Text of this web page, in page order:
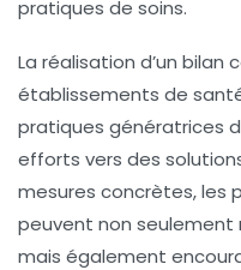
pratiques de soins.
La réalisation d’un bilan
établissements de
pratiques génératrices
efforts vers des
mesures concrètes, les
peuvent non seulement
mais également